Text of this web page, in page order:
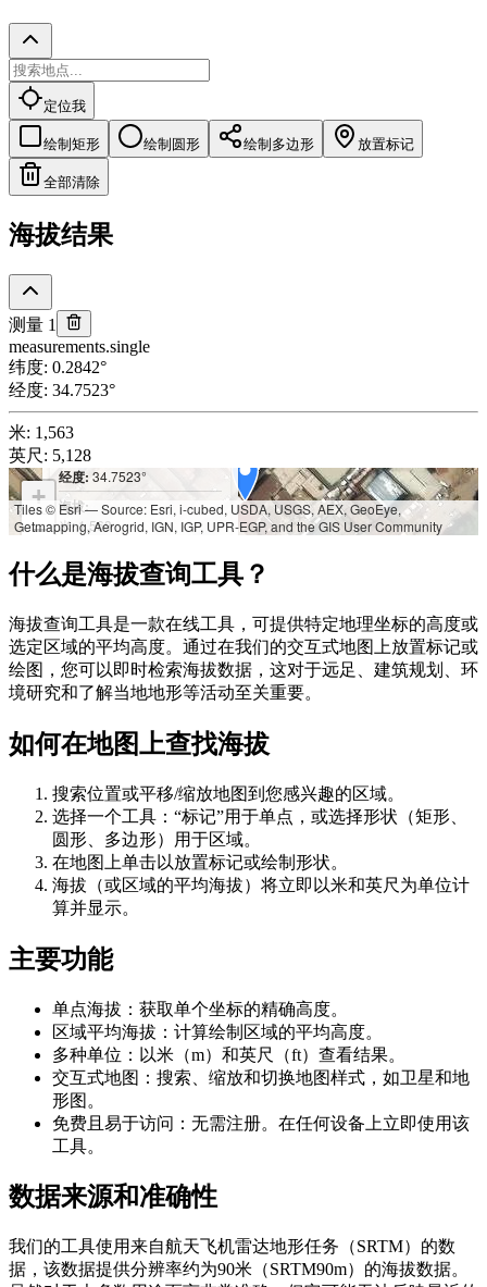
定位我
绘制矩形 绘制圆形 绘制多边形 放置标记
全部清除
海拔结果
测量 1
measurements.single
纬度: 0.2842°
经度: 34.7523°
米: 1,563
英尺 : 5,128
纬度:0.2842°
经度: 34.7523°
海拔:
米: 1,563
+
−
Tiles © Esri — Source: Esri, i-cubed, USDA, USGS, AEX, GeoEye,
Getmapping, Aerogrid, IGN, IGP, UPR-EGP, and the GIS User Community
什么是海拔查询工具？
海拔查询工具是一款在线工具，可提供特定地理坐标的高度或
选定区域的平均高度。通过在我们的交互式地图上放置标记或
绘图，您可以即时检索海拔数据，这对于远足、建筑规划、环
境研究和了解当地地形等活动至关重要。
如何在地图上查找海拔
搜索位置或平移/缩放地图到您感兴趣的区域。
选择一个工具：“标记”用于单点，或选择形状（矩形、
圆形、多边形）用于区域。
在地图上单击以放置标记或绘制形状。
海拔（或区域的平均海拔）将立即以米和英尺为单位计
算并显示。
主要功能
单点海拔：获取单个坐标的精确高度。
区域平均海拔：计算绘制区域的平均高度。
多种单位：以米（m）和英尺（ft）查看结果。
交互式地图：搜索、缩放和切换地图样式，如卫星和地
形图。
免费且易于访问：无需注册。在任何设备上立即使用该
工具。
数据来源和准确性
我们的工具使用来自航天飞机雷达地形任务（SRTM）的数
据，该数据提供分辨率约为90米（SRTM90m）的海拔数据。